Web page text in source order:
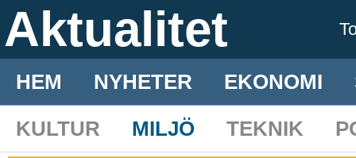
Aktualitet
HEM NYHETER EKONOMI
KULTUR
MILJÖ TEKNIK